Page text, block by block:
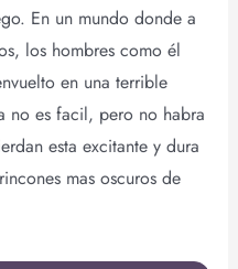
En un mundo donde a
los hombres como él
en una terrible
no es facil, pero no habra
esta excitante y dura
mas oscuros de